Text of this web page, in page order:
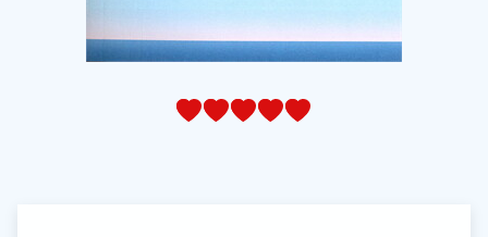
45
4
35
3
25
2
15
1
05